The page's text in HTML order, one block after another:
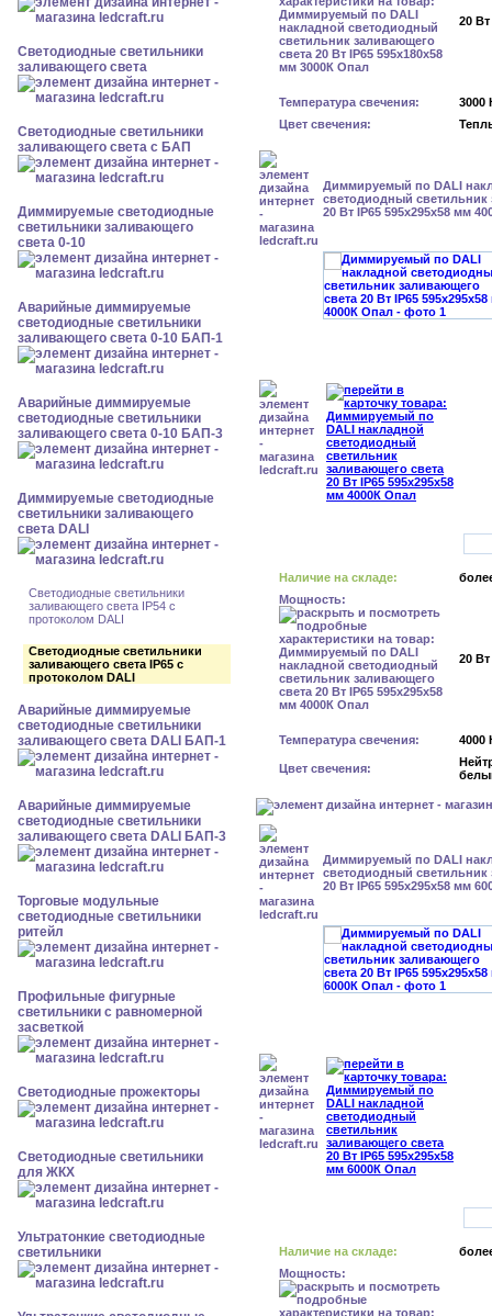
Светодиодные светильники
заливающего света
Светодиодные светильники
заливающего света с БАП
Диммируемые светодиодные
светильники заливающего
света 0-10
Аварийные диммируемые
светодиодные светильники
заливающего света 0-10 БАП-1
Аварийные диммируемые
светодиодные светильники
заливающего света 0-10 БАП-3
Диммируемые светодиодные
светильники заливающего
света DALI
Светодиодные светильники
заливающего света IP54 с
протоколом DALI
Светодиодные светильники
заливающего света IP65 с
протоколом DALI
Аварийные диммируемые
светодиодные светильники
заливающего света DALI БАП-1
Аварийные диммируемые
светодиодные светильники
заливающего света DALI БАП-3
Торговые модульные
светодиодные светильники
ритейл
Профильные фигурные
светильники с равномерной
засветкой
Светодиодные прожекторы
Светодиодные светильники
для ЖКХ
Ультратонкие светодиодные
светильники
20 Вт
Температура свечения:
3000
Цвет свечения:
Диммируемый по DALI
светодиодный светильник
20 Вт IP65 595x295x58 мм
Наличие на складе:
Мощность:
20 Вт
Температура свечения: 4000
Цвет свечения:
Диммируемый по DALI
светодиодный светильник
20 Вт IP65 595x295x58 мм
Наличие на складе:
Мощность: